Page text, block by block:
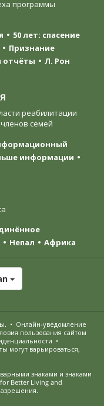
программы
50 лет: спасение
Признание
отчёты
Л. Рон
реабилитации
семей
информации
Непал Африка
• Онлайн-уведомление
пользования сайтом
•
могут варьироваться,
знаками и знаками
Better Living and